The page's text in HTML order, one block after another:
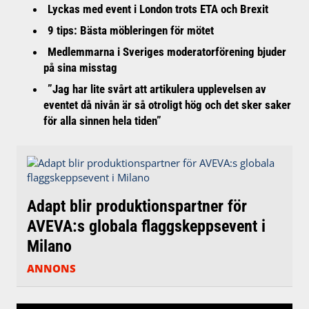
Lyckas med event i London trots ETA och Brexit
9 tips: Bästa möbleringen för mötet
Medlemmarna i Sveriges moderatorförening bjuder
på sina misstag
”Jag har lite svårt att artikulera upplevelsen av
eventet då nivån är så otroligt hög och det sker saker
för alla sinnen hela tiden”
Adapt blir produktionspartner för
AVEVA:s globala flaggskeppsevent i
Milano
ANNONS